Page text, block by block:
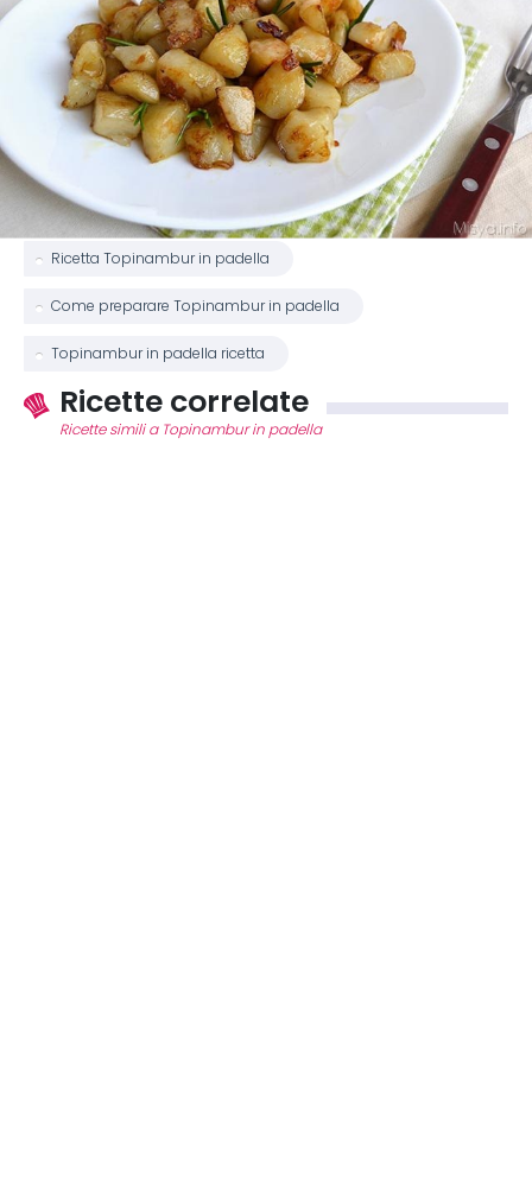
Ricetta Topinambur in padella
Come preparare Topinambur in padella
Topinambur in padella ricetta
Ricette correlate
Ricette simili a Topinambur in padella